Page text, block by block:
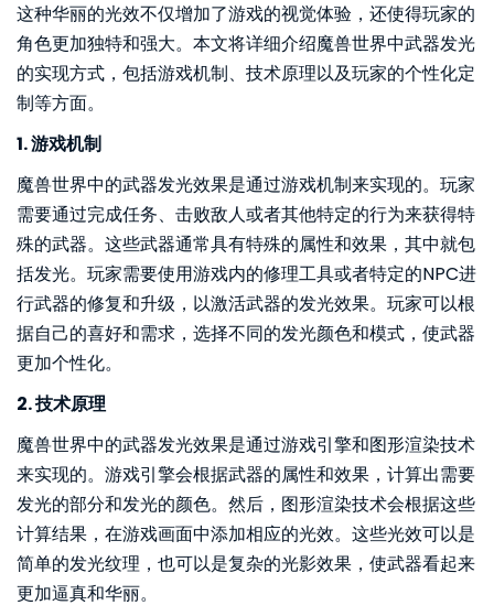
这种华丽的光效不仅增加了游戏的视觉体验，还使得玩家的
角色更加独特和强大。本文将详细介绍魔兽世界中武器发光
的实现方式，包括游戏机制、技术原理以及玩家的个性化定
制等方面。
1. 游戏机制
魔兽世界中的武器发光效果是通过游戏机制来实现的。玩家
需要通过完成任务、击败敌人或者其他特定的行为来获得特
殊的武器。这些武器通常具有特殊的属性和效果，其中就包
括发光。玩家需要使用游戏内的修理工具或者特定的NPC进
行武器的修复和升级，以激活武器的发光效果。玩家可以根
据自己的喜好和需求，选择不同的发光颜色和模式，使武器
更加个性化。
2. 技术原理
魔兽世界中的武器发光效果是通过游戏引擎和图形渲染技术
来实现的。游戏引擎会根据武器的属性和效果，计算出需要
发光的部分和发光的颜色。然后，图形渲染技术会根据这些
计算结果，在游戏画面中添加相应的光效。这些光效可以是
简单的发光纹理，也可以是复杂的光影效果，使武器看起来
更加逼真和华丽。